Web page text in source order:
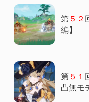
第５２
編】
第５１
凸無モ